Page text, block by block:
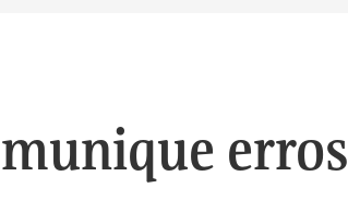
erros